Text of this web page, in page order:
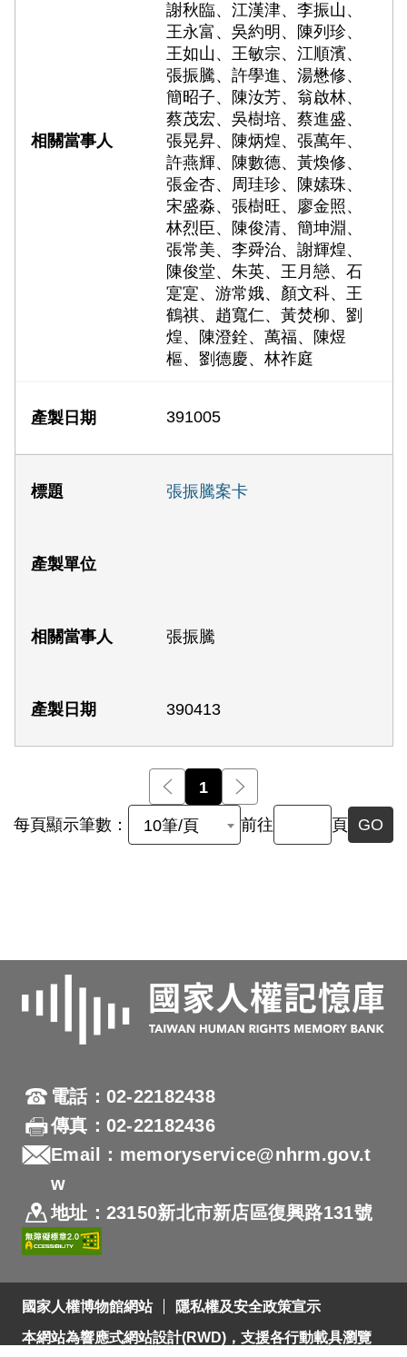
謝秋臨、江漢津、李振山、
王永富、吳約明、陳列珍、
王如山、王敏宗、江順濱、
張振騰、許學進、湯懋修、
簡昭子、陳汝芳、翁啟林、
蔡茂宏、吳樹培、蔡進盛、
張晃昇、陳炳煌、張萬年、
許燕輝、陳數德、黃煥修、
張金杏、周珪珍、陳嫊珠、
宋盛淼、張樹旺、廖金照、
林烈臣、陳俊清、簡坤淵、
張常美、李舜治、謝輝煌、
陳俊堂、朱英、王月戀、石
寔寔、游常娥、顏文科、王
鶴祺、趙寬仁、黃焚柳、劉
煌、陳澄銓、萬福、陳煜
樞、劉德慶、林祚庭
391005
張振騰案卡
張振騰
390413
前一頁
1
每頁顯示筆數： 10筆/頁 前往 頁 GO
電話：02-22182438
傳真：02-22182436
Email：memoryservice@nhrm.gov.t
w
地址：23150新北市新店區復興路131號
國家人權博物館網站
隱私權及安全政策宣示
本網站為響應式網站設計(RWD)，支援各行動載具瀏覽